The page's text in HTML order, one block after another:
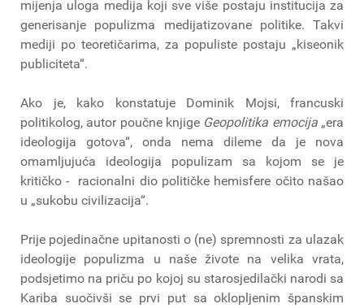
mijenja uloga medija koji sve više postaju institucija za
generisanje populizma medijatizovane politike. Takvi
mediji po teoretičarima, za populiste postaju „kiseonik
publiciteta“.
Ako je, kako konstatuje Dominik Mojsi, francuski
politikolog, autor poučne knjige Geopolitika emocija„era
ideologija gotova“, onda nema dileme da je nova
omamljujuća ideologija populizam sa kojom se je
kritičko - racionalni dio političke hemisfere očito našao
u „sukobu civilizacija“.
Prije pojedinačne upitanosti o (ne) spremnosti za ulazak
ideologije populizma u naše živote na velika vrata,
podsjetimo na priču po kojoj su starosjedilački narodi sa
Kariba suočivši se prvi put sa oklopljenim španskim